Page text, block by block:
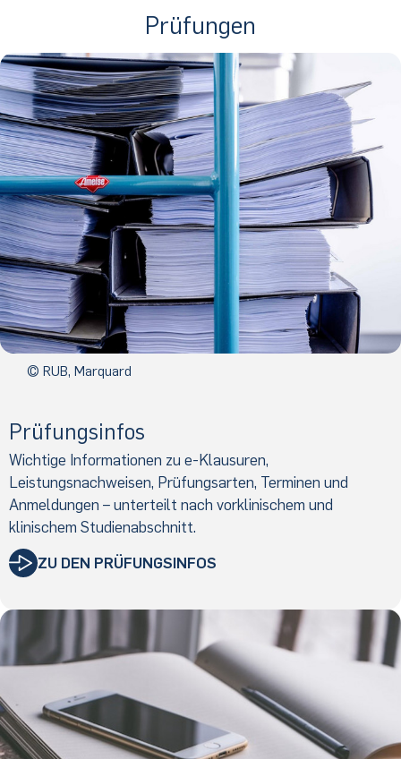
Prüfungen
© RUB, Marquard
Prüfungsinfos
Wichtige Informationen zu e-Klausuren,
Leistungsnachweisen, Prüfungsarten, Terminen und
Anmeldungen – unterteilt nach vorklinischem und
klinischem Studienabschnitt.
ZU DEN PRÜFUNGSINFOS